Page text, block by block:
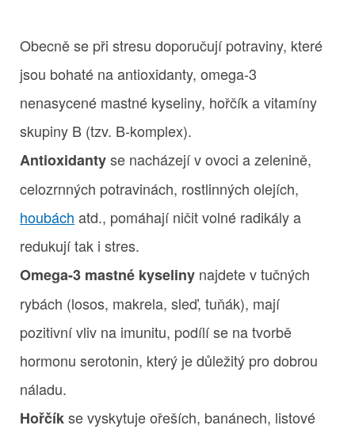
Obecně se při stresu doporučují potraviny, které
jsou bohaté na antioxidanty, omega-3
nenasycené mastné kyseliny, hořčík a vitamíny
skupiny B (tzv. B-komplex).
Antioxidantyse nacházejí v ovoci a zelenině,
celozrnných potravinách, rostlinných olejích,
houbách atd., pomáhají ničit volné radikály a
redukují tak i stres.
Omega-3 mastné kyseliny najdete v tučných
rybách (losos, makrela, sleď, tuňák), mají
pozitivní vliv na imunitu, podílí se na tvorbě
hormonu serotonin, který je důležitý pro dobrou
náladu.
Hořčíkse vyskytuje ořeších, banánech, listové